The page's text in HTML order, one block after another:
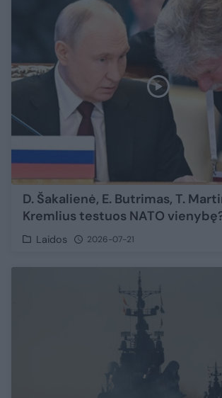
D. Šakalienė, E. Butrimas, T.
Kremlius testuos NATO
Laidos 2026-07-21